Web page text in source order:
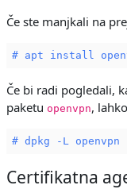
Če ste manjkali na
# apt install
Če bi radi pogledali,
paketu openvpn,
# dpkg -L openvpn
Certifikatna